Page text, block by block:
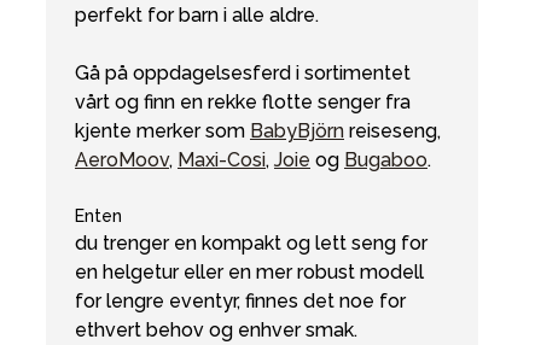
perfekt for barn i alle aldre.
Gå på oppdagelsesferd i sortimentet
vårt og finn en rekke flotte senger fra
kjente merker som BabyBjörn reiseseng,
AeroMoov, Maxi-Cosi, Joie og Bugaboo.
Enten
du trenger en kompakt og lett seng for
en helgetur eller en mer robust modell
for lengre eventyr, finnes det noe for
ethvert behov og enhver smak.